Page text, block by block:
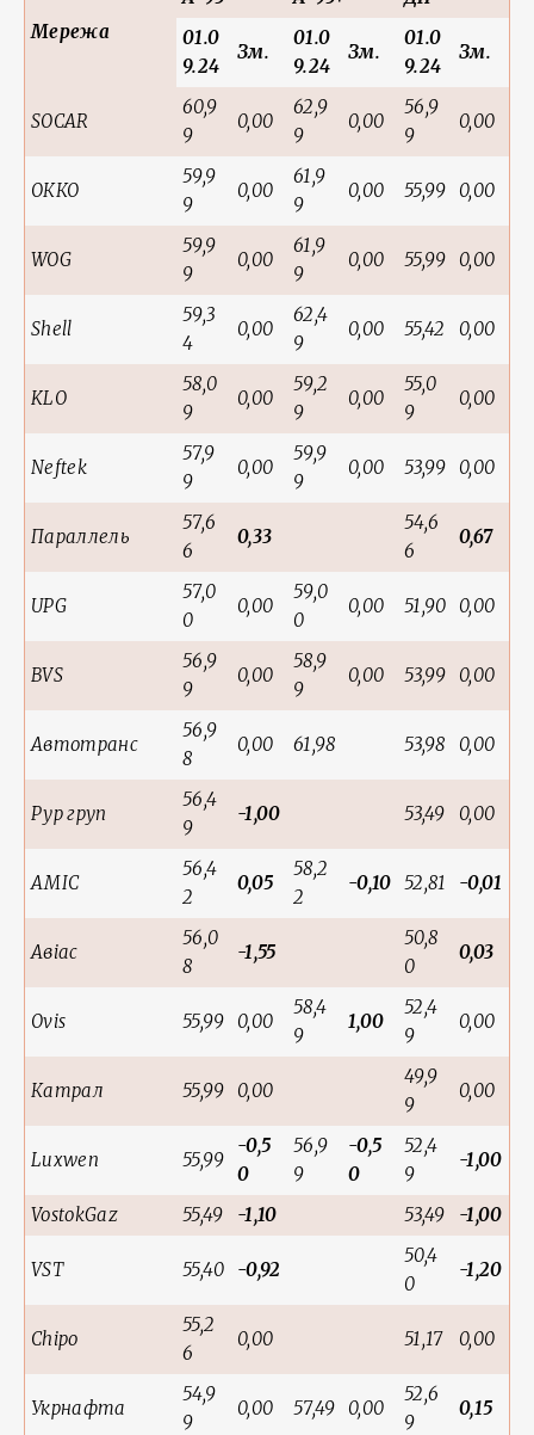
Мережа
01.0
9.24
Зм.
01.0
9.24
Зм.
01.0
9.24
Зм.
SOCAR
60,9
9
0,00
62,9
9
0,00
56,9
9
0,00
ОККО
59,9
9
0,00
61,9
9
0,00 55,99 0,00
WOG
59,9
9
0,00
61,9
9
0,00 55,99 0,00
Shell
59,3
4
0,00
62,4
9
0,00 55,42 0,00
KLO
58,0
9
0,00
59,2
9
0,00
55,0
9
0,00
Neftek
57,9
9
0,00
59,9
9
0,00 53,99 0,00
Параллель
57,6
6
0,33
54,6
6
0,67
UPG
57,0
0
0,00
59,0
0
0,00 51,90 0,00
BVS
56,9
9
0,00
58,9
9
0,00 53,99 0,00
Автотранс
56,9
8
0,00 61,98 53,98 0,00
Рур груп
56,4
9
-1,00 53,49 0,00
AMIC
56,4
2
0,05
58,2
2
-0,10 52,81 -0,01
Авіас
56,0
8
-1,55
50,8
0
0,03
Ovis 55,99 0,00
58,4
9
1,00
52,4
9
0,00
Катрал 55,99 0,00
49,9
9
0,00
Luxwen 55,99
-0,5
0
56,9
9
-0,5
0
52,4
9
-1,00
VostokGaz 55,49 -1,10 53,49 -1,00
VST 55,40 -0,92
50,4
0
-1,20
Chipo
55,2
6
0,00 51,17 0,00
Укрнафта
54,9
9
0,00 57,49 0,00
52,6
9
0,15